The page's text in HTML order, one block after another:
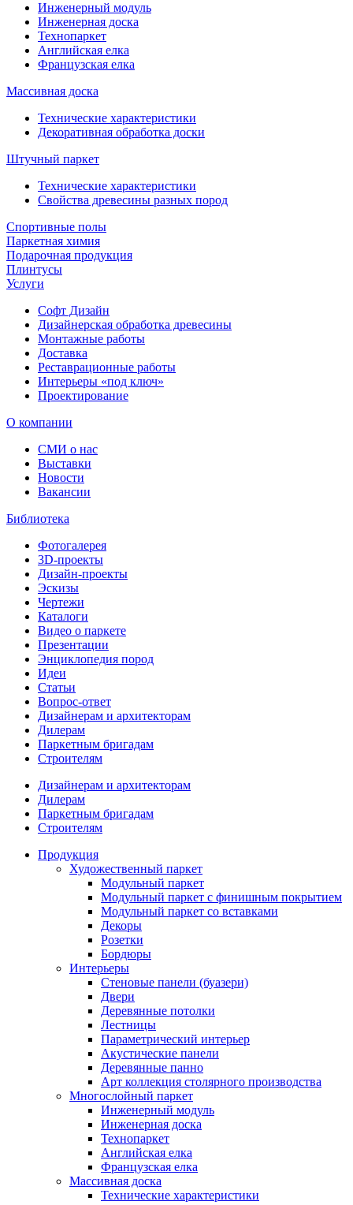
Инженерный модуль
Инженерная доска
Технопаркет
Английская елка
Французская елка
Массивная доска
Технические характеристики
Декоративная обработка доски
Штучный паркет
Технические характеристики
Свойства древесины разных пород
Спортивные полы
Паркетная химия
Подарочная продукция
Плинтусы
Услуги
Софт Дизайн
Дизайнерская обработка древесины
Монтажные работы
Доставка
Реставрационные работы
Интерьеры «под ключ»
Проектирование
О компании
СМИ о нас
Выставки
Новости
Вакансии
Библиотека
Фотогалерея
3D-проекты
Дизайн-проекты
Эскизы
Чертежи
Каталоги
Видео о паркете
Презентации
Энциклопедия пород
Идеи
Статьи
Вопрос-ответ
Дизайнерам и архитекторам
Дилерам
Паркетным бригадам
Строителям
Дизайнерам и архитекторам
Дилерам
Паркетным бригадам
Строителям
Продукция
Художественный паркет
Модульный паркет
Модульный паркет с финишным покрытием
Модульный паркет со вставками
Декоры
Розетки
Бордюры
Интерьеры
Стеновые панели (буазери)
Двери
Деревянные потолки
Лестницы
Параметрический интерьер
Акустические панели
Деревянные панно
Арт коллекция столярного производства
Многослойный паркет
Инженерный модуль
Инженерная доска
Технопаркет
Английская елка
Французская елка
Массивная доска
Технические характеристики